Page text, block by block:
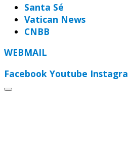
Santa Sé
Vatican News
CNBB
WEBMAIL
Facebook Youtube